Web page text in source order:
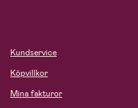
Kundservice
Köpvillkor
Mina fakturor